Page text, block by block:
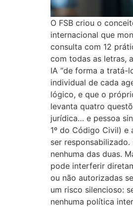
O FSB criou o
internacional que
consulta com 12
com todas as letras,
IA “de forma a tratá-
individual de cada
lógico, e que o
levanta quatro
jurídica… e pessoa
1º do Código Civil) e
ser
nenhuma das duas.
pode interferir
ou não autorizadas
um risco silencioso:
nenhuma política